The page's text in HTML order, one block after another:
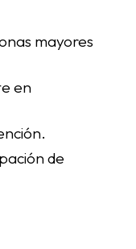
mayores
en
de